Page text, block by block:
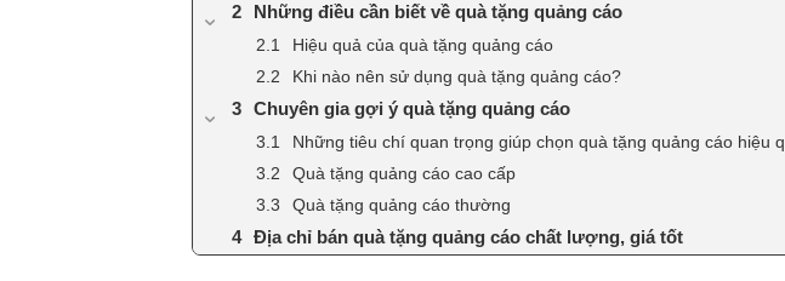
Những điều cần biết về quà tặng quảng cáo
Hiệu quả của quà tặng quảng cáo
Khi nào nên sử dụng quà tặng quảng cáo?
Chuyên gia gợi ý quà tặng quảng cáo
Những tiêu chí quan trọng giúp chọn quà tặng quảng cáo hiệu
Quà tặng quảng cáo cao cấp
Quà tặng quảng cáo thường
Địa chỉ bán quà tặng quảng cáo chất lượng, giá tốt